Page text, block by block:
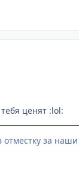
ценят :lol:
отместку за